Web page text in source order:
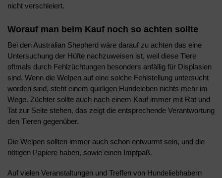
nicht verschleiert.
Worauf man beim Kauf noch so achten sollte
Bei den Australian Shepherd wäre darauf zu achten das eine
Untersuchung der Hüfte nachzuweisen ist, weil diese Tiere
oftmals durch Fehlzüchtungen besonders anfällig für Displasien
sind. Wenn die Welpen auf eine solche Fehlstellung untersucht
worden sind, steht einem quirligen Hundeleben nichts mehr im
Wege. Züchter sollte auch nach einem Kauf immer mit Rat und
Tat zur Seite stehen, das zeigt die entsprechende Verantwortung
den Tieren gegenüber.
Die Welpen sollten immer auch schon entwurmt sein, und die
nötigen Papiere haben, sowie einen Impfpaß.
Auf vielen Veranstaltungen und Treffen von Hundeliebhabern